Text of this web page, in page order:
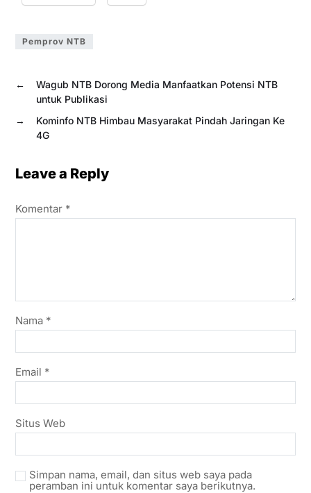
Pemprov NTB
←
Wagub NTB Dorong Media Manfaatkan Potensi NTB
untuk Publikasi
→
Kominfo NTB Himbau Masyarakat Pindah Jaringan Ke
4G
Leave a Reply
Komentar *
Nama *
Email *
Situs Web
Simpan nama, email, dan situs web saya pada
peramban ini untuk komentar saya berikutnya.